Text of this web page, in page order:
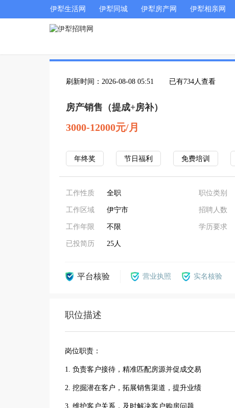
伊犁生活网 伊犁同城 伊犁房产网 伊犁相亲网
刷新时间：2026-08-08 05:51 已有734人查看
房产销售（提成+房补）
3000-12000元/月
年终奖 节日福利 免费培训
工作性质 全职
工作区域 伊宁市
工作年限 不限
已投简历 25人
职位类别
招聘人数
学历要求
平台核验 营业执照 实名核验
职位描述
岗位职责：
1. 负责客户接待，精准匹配房源并促成交易
2. 挖掘潜在客户，拓展销售渠道，提升业绩
3. 维护客户关系，及时解决客户购房问题